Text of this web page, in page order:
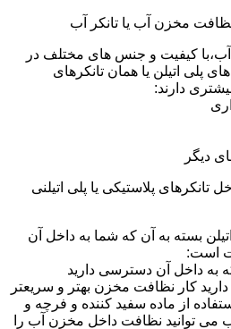
مخزن آب یا تانکر آب
کیفیت و جنس های مختلف در
پلی اتیلن یا همان تانکرهای
دارند:
دیگر
پلاستیکی یا پلی اتیلنی
بسته به آن که شما به داخل آن
است:
داخل آن دسترسی دارید
کار نظافت مخزن بهتر و سریعتر
از ماده سفید کننده و فرچه و
می توانید نظافت داخل مخزن آب را